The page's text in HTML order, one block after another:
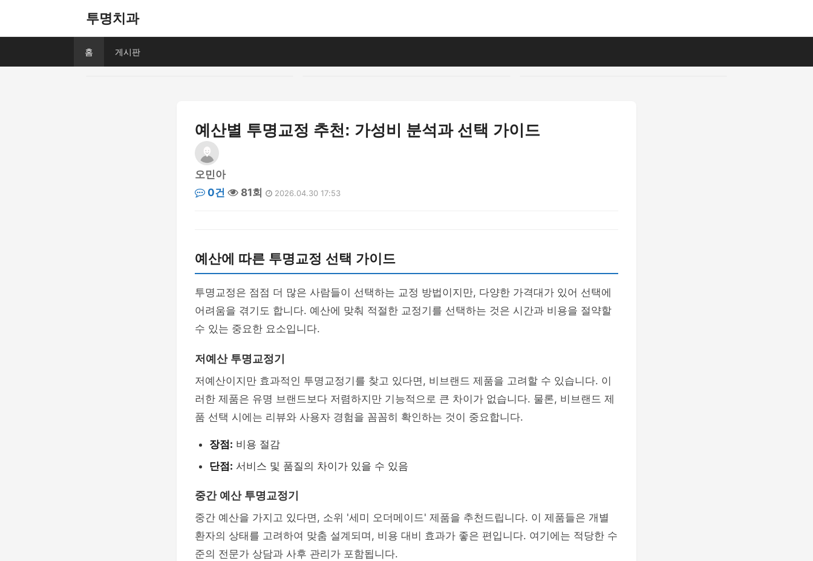
투명치과
홈 게시판
예산별 투명교정 추천: 가성비 분석과 선택 가이드
오민아
0건
81회 2026.04.30 17:53
예산에 따른 투명교정 선택 가이드
투명교정은 점점 더 많은 사람들이 선택하는 교정 방법이지만, 다양한 가격대가 있어 선택에
어려움을 겪기도 합니다. 예산에 맞춰 적절한 교정기를 선택하는 것은 시간과 비용을 절약할
수 있는 중요한 요소입니다.
저예산 투명교정기
저예산이지만 효과적인 투명교정기를 찾고 있다면, 비브랜드 제품을 고려할 수 있습니다. 이
러한 제품은 유명 브랜드보다 저렴하지만 기능적으로 큰 차이가 없습니다. 물론, 비브랜드 제
품 선택 시에는 리뷰와 사용자 경험을 꼼꼼히 확인하는 것이 중요합니다.
장점: 비용 절감
단점: 서비스 및 품질의 차이가 있을 수 있음
중간 예산 투명교정기
중간 예산을 가지고 있다면, 소위 '세미 오더메이드' 제품을 추천드립니다. 이 제품들은 개별
환자의 상태를 고려하여 맞춤 설계되며, 비용 대비 효과가 좋은 편입니다. 여기에는 적당한 수
준의 전문가 상담과 사후 관리가 포함됩니다.